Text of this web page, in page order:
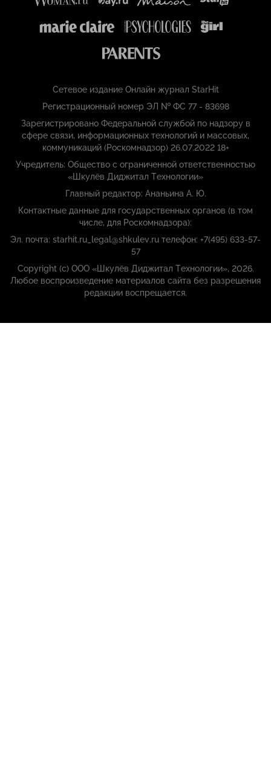
Сетевое издание Онлайн журнал StarHit
Регистрационный номер ЭЛ № ФС 77 - 83698
Зарегистрировано Федеральной службой по надзору в
сфере связи, информационных технологий и массовых,
коммуникаций (Роскомнадзор) 26.07.2022 18+
Учредитель: Общество с ограниченной ответственностью
«Шкулёв Диджитал Технологии»
Главный редактор: Ананьина А. Ю.
Контактные данные для государственных органов (в том
числе, для Роскомнадзора):
Эл. почта: starhit.ru_legal@shkulev.ru телефон: +7(495) 633-57-
57
Copyright (с) ООО «Шкулёв Диджитал Технологии», 2026.
Любое воспроизведение материалов сайта без разрешения
редакции воспрещается.